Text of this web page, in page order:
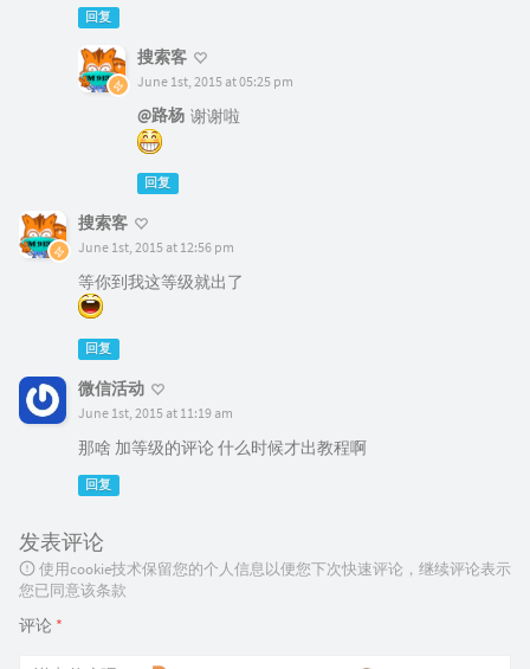
回复
搜索客
June 1st, 2015 at 05:25 pm
@路杨 谢谢啦
回复
搜索客
June 1st, 2015 at 12:56 pm
等你到我这等级就出了
回复
微信活动
June 1st, 2015 at 11:19 am
那啥 加等级的评论 什么时候才出教程啊
回复
发表评论
使用cookie技术保留您的个人信息以便您下次快速评论，继续评论表示
您已同意该条款
评论 *